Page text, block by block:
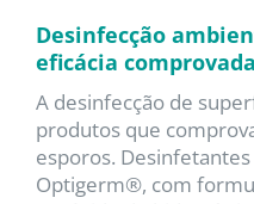
Desinfecção
eficácia comprovada
A desinfecção de
produtos que
esporos.
Optigerm®, com